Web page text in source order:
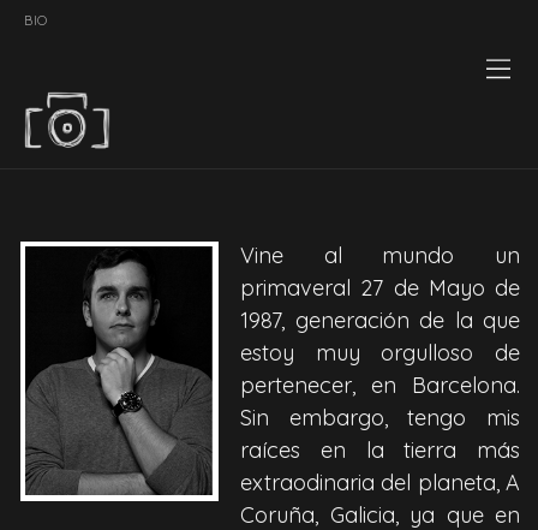
BIO
Vine al mundo un
primaveral 27 de Mayo de
1987, generación de la que
estoy muy orgulloso de
pertenecer, en Barcelona.
Sin embargo, tengo mis
raíces en la tierra más
extraodinaria del planeta, A
Coruña, Galicia, ya que en